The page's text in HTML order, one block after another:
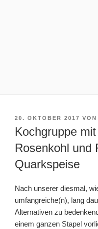
VERÖFFENTLICHT
AM
20. OKTOBER 2017 VON
Kochgruppe
Rosenkohl und
Quarkspeise
Nach unserer diesmal,
umfangreiche(n), lang
Alternativen zu
einem ganzen Stapel